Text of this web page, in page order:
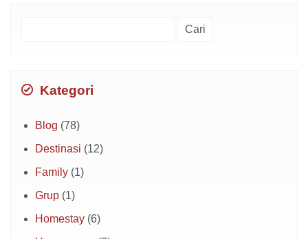
Kategori
Blog (78)
Destinasi (12)
Family (1)
Grup (1)
Homestay (6)